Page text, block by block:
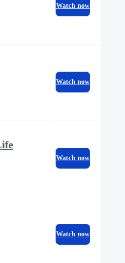
Watch now
Watch now
Watch now
Watch now